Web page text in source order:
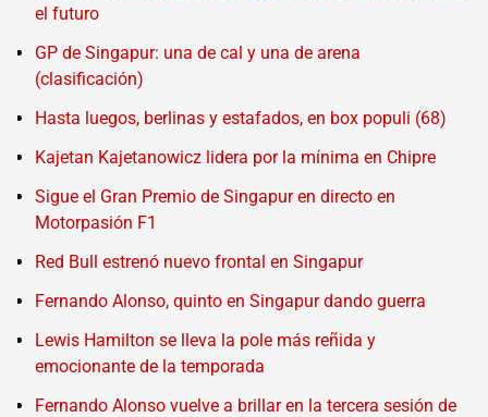
el futuro
GP de Singapur: una de cal y una de arena
(clasificación)
Hasta luegos, berlinas y estafados, en box populi (68)
Kajetan Kajetanowicz lidera por la mínima en Chipre
Sigue el Gran Premio de Singapur en directo en
Motorpasión F1
Red Bull estrenó nuevo frontal en Singapur
Fernando Alonso, quinto en Singapur dando guerra
Lewis Hamilton se lleva la pole más reñida y
emocionante de la temporada
Fernando Alonso vuelve a brillar en la tercera sesión de